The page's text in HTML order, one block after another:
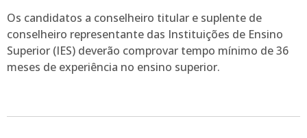
Os candidatos a conselheiro titular e suplente de
conselheiro representante das Instituições de Ensino
Superior (IES) deverão comprovar tempo mínimo de 36
meses de experiência no ensino superior.